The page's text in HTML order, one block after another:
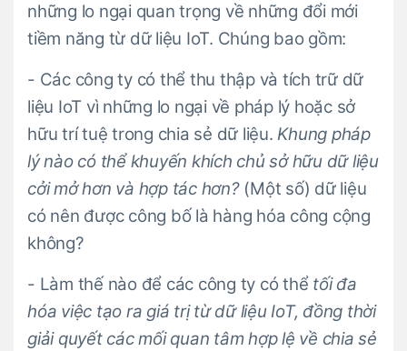
những lo ngại quan trọng về những đổi mới
tiềm năng từ dữ liệu IoT. Chúng bao gồm:
- Các công ty có thể thu thập và tích trữ dữ
liệu IoT vì những lo ngại về pháp lý hoặc sở
hữu trí tuệ trong chia sẻ dữ liệu. Khung pháp
lý nào có thể khuyến khích chủ sở hữu dữ liệu
cởi mở hơn và hợp tác hơn? (Một số) dữ liệu
có nên được công bố là hàng hóa công cộng
không?
- Làm thế nào để các công ty có thể tối đa
hóa việc tạo ra giá trị từ dữ liệu IoT, đồng thời
giải quyết các mối quan tâm hợp lệ về chia sẻ